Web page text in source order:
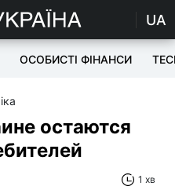
UA
ОСОБИСТІ ФІНАНСИ
остаются
1 хв